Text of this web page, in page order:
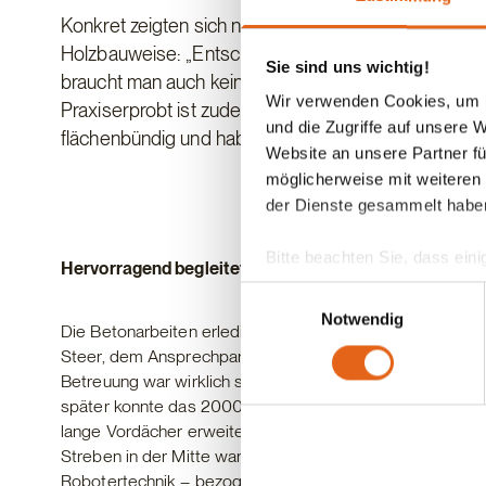
Sie sind uns wichtig!
Wir verwenden Cookies,
und die Zugriffe auf unsere
Website an unsere Partner
möglicherweise mit
der Dienste gesammelt
Bitte beachten Sie, dass
anderes Datenschutzniveau
Übereinstimmung mit den
Sie geben Einwilligung zu
Notwendig
Konkret zeigten sich nach den ersten Gesprächen
Holzbauweise: „Entscheidend ist ja nicht nur die
braucht man auch keine Isolierung oder den
Praxiserprobt ist zudem die glatte
flächenbündig und haben den enormen Vorteil,
Hervorragend begleitet - Von der Planung bis zur
Die Betonarbeiten erledigte der Bauherr in Eigenregie,
Steer, dem Ansprechpartner der Firma Haas, wurden
Betreuung war wirklich super.“, bestätigt Geltinger. Im
später konnte das 2000 Quadratmeter große Dach
lange Vordächer erweitern den Bau. Die
Streben in der Mitte waren nur Punktfundamente
Robotertechnik – bezogen wurde der neue Stall dann